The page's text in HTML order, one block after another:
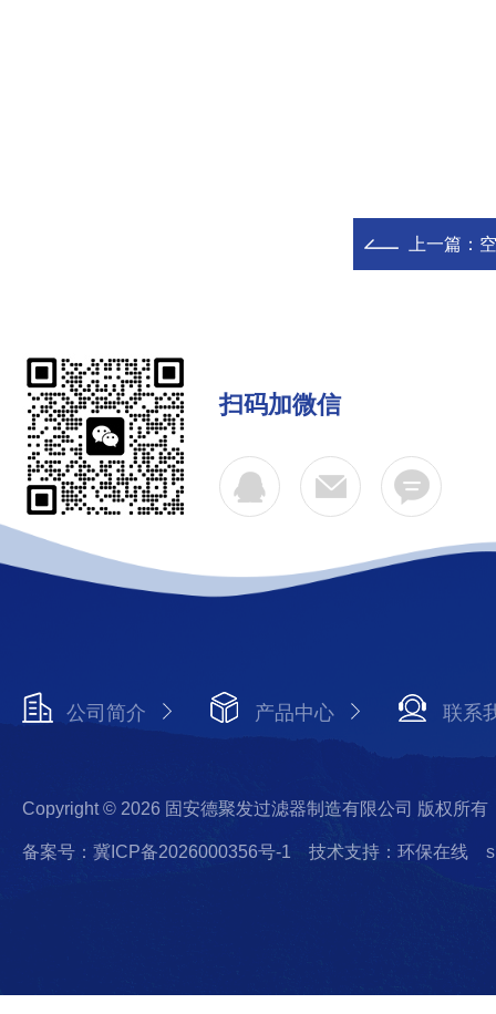
上一篇：
扫码加微信
公司简介 产品中心 联系
Copyright © 2026 固安德聚发过滤器制造有限公司 版权所有
备案号：冀ICP备2026000356号-1 技术支持：环保在线